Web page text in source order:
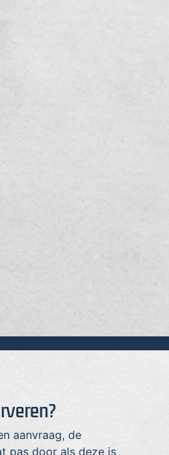
aanvraag, de
pas door als deze is